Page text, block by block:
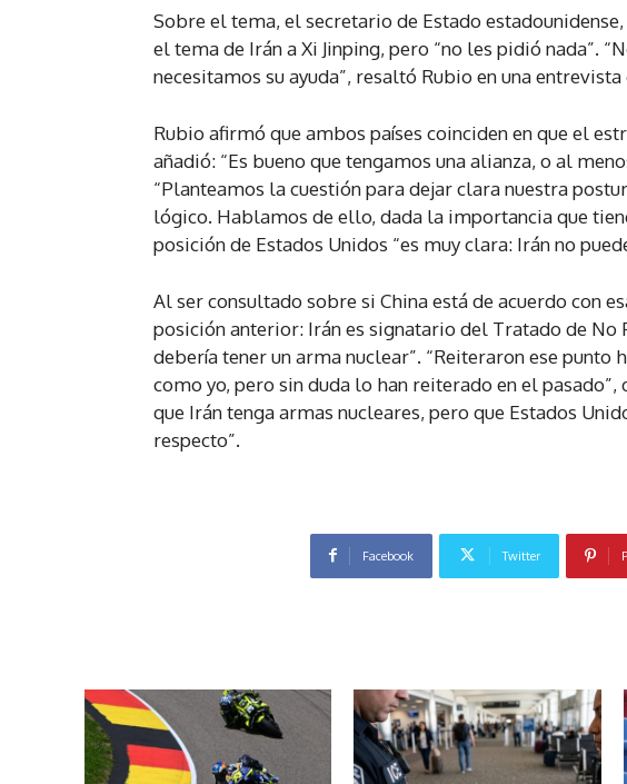
Sobre el tema, el secretario de Estado
el tema de Irán a Xi Jinping, pero “no les pidió nada”.
necesitamos su ayuda”, resaltó Rubio en una entrevista
Rubio afirmó que ambos países coinciden en que el
añadió: “Es bueno que tengamos una alianza, o al
“Planteamos la cuestión para dejar clara nuestra
lógico. Hablamos de ello, dada la importancia que
posición de Estados Unidos “es muy clara: Irán no
Al ser consultado sobre si China está de acuerdo con
posición anterior: Irán es signatario del Tratado de
debería tener un arma nuclear”. “Reiteraron ese punto
como yo, pero sin duda lo han reiterado en el
que Irán tenga armas nucleares, pero que Estados
respecto”.
Facebook Twitter